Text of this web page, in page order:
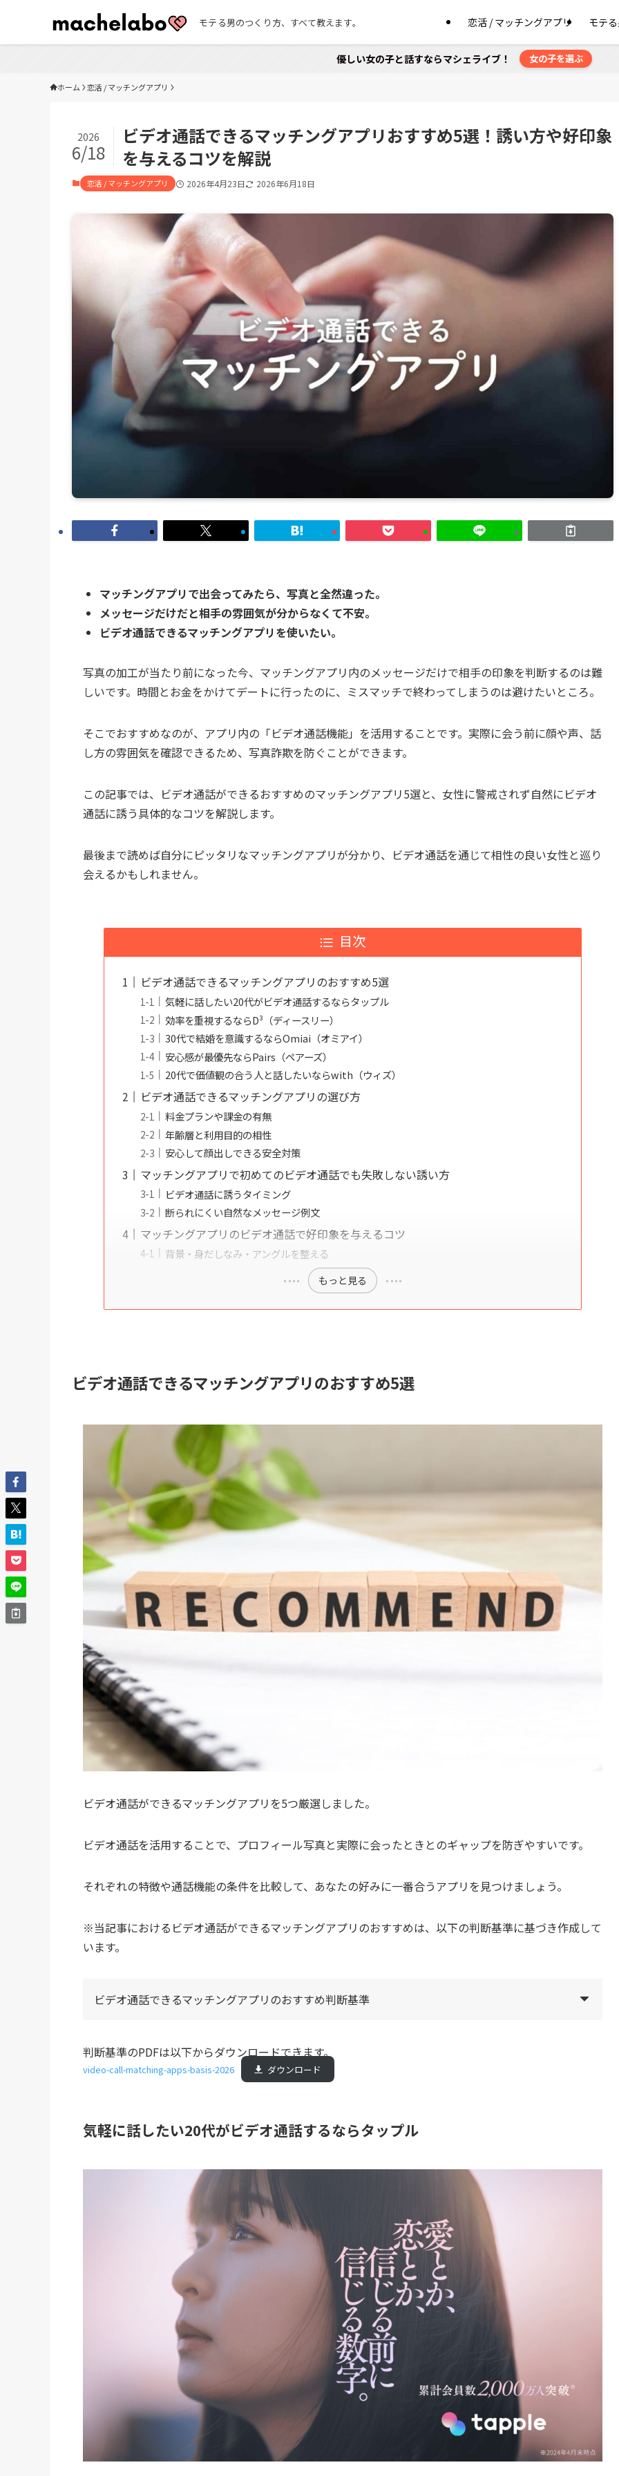
モテる男のつくり方、すべて教えます。 恋活 / マッチングアプリ モテ
優しい女の子と話すならマシェライブ！ 女の子を選ぶ
ホーム 恋活 / マッチングアプリ
ビデオ通話できるマッチングアプリおすすめ5選！誘い方や好印象
を与えるコツを解説
2026
6/18
恋活 / マッチングアプリ 2026年4月23日 2026年6月18日
マッチングアプリで出会ってみたら、写真と全然違った。
メッセージだけだと相手の雰囲気が分からなくて不安。
ビデオ通話できるマッチングアプリを使いたい。
写真の加工が当たり前になった今、マッチングアプリ内のメッセージだけで相手の印象を判断するのは難
しいです。時間とお金をかけてデートに行ったのに、ミスマッチで終わってしまうのは避けたいところ。
そこでおすすめなのが、アプリ内の「ビデオ通話機能」を活用することです。実際に会う前に顔や声、話
し方の雰囲気を確認できるため、写真詐欺を防ぐことができます。
この記事では、ビデオ通話ができるおすすめのマッチングアプリ5選と、女性に警戒されず自然にビデオ
通話に誘う具体的なコツを解説します。
最後まで読めば自分にピッタリなマッチングアプリが分かり、ビデオ通話を通じて相性の良い女性と巡り
会えるかもしれません。
目次
ビデオ通話できるマッチングアプリのおすすめ5選
気軽に話したい20代がビデオ通話するならタップル
効率を重視するならD³（ディースリー）
30代で結婚を意識するならOmiai（オミアイ）
安心感が最優先ならPairs（ペアーズ）
20代で価値観の合う人と話したいならwith（ウィズ）
ビデオ通話できるマッチングアプリの選び方
料金プランや課金の有無
年齢層と利用目的の相性
安心して顔出しできる安全対策
マッチングアプリで初めてのビデオ通話でも失敗しない誘い方
ビデオ通話に誘うタイミング
断られにくい自然なメッセージ例文
マッチングアプリのビデオ通話で好印象を与えるコツ
背景・身だしなみ・アングルを整える
もっと見る
ビデオ通話できるマッチングアプリのおすすめ5選
ビデオ通話ができるマッチングアプリを5つ厳選しました。
ビデオ通話を活用することで、プロフィール写真と実際に会ったときとのギャップを防ぎやすいです。
それぞれの特徴や通話機能の条件を比較して、あなたの好みに一番合うアプリを見つけましょう。
※当記事におけるビデオ通話ができるマッチングアプリのおすすめは、以下の判断基準に基づき作成して
います。
ビデオ通話できるマッチングアプリのおすすめ判断基準
判断基準のPDFは以下からダウンロードできます。
video-call-matching-apps-basis-2026 ダウンロード
気軽に話したい20代がビデオ通話するならタップル